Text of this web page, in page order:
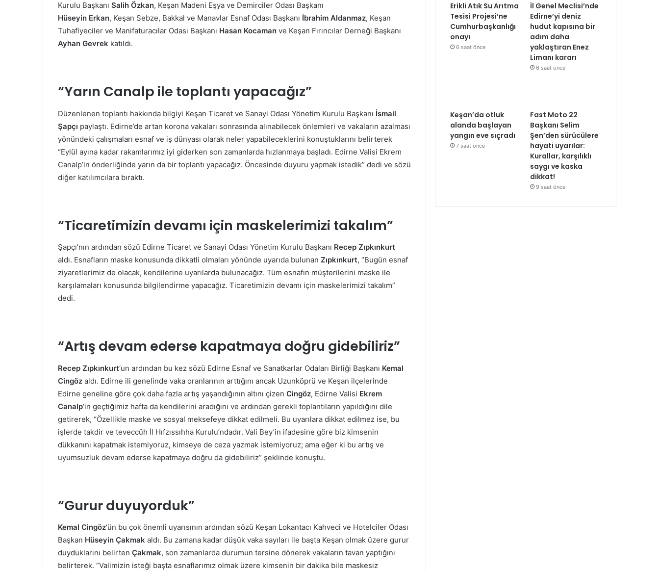
Kurulu Başkanı Salih Özkan, Keşan Madeni Eşya ve Demirciler Odası Başkanı
Hüseyin Erkan, Keşan Sebze, Bakkal ve Manavlar Esnaf Odası Başkanı İbrahim Aldanmaz, Keşan
Tuhafiyeciler ve Manifaturacılar Odası Başkanı Hasan Kocaman ve Keşan Fırıncılar Derneği Başkanı
Ayhan Gevrek katıldı.
“Yarın Canalp ile toplantı yapacağız”
Düzenlenen toplantı hakkında bilgiyi Keşan Ticaret ve Sanayi Odası Yönetim Kurulu Başkanı İsmail
Şapçı paylaştı. Edirne’de artan korona vakaları sonrasında alınabilecek önlemleri ve vakaların azalması
yönündeki çalışmaları esnaf ve iş dünyası olarak neler yapabileceklerini konuştuklarını belirterek
“Eylül ayına kadar rakamlarımız iyi giderken son zamanlarda hızlanmaya başladı. Edirne Valisi Ekrem
Canalp’in önderliğinde yarın da bir toplantı yapacağız. Öncesinde duyuru yapmak istedik” dedi ve sözü
diğer katılımcılara bıraktı.
“Ticaretimizin devamı için maskelerimizi takalım”
Şapçı’nın ardından sözü Edirne Ticaret ve Sanayi Odası Yönetim Kurulu Başkanı Recep Zıpkınkurt
aldı. Esnafların maske konusunda dikkatli olmaları yönünde uyarıda bulunan Zıpkınkurt, “Bugün esnaf
ziyaretlerimiz de olacak, kendilerine uyarılarda bulunacağız. Tüm esnafın müşterilerini maske ile
karşılamaları konusunda bilgilendirme yapacağız. Ticaretimizin devamı için maskelerimizi takalım”
dedi.
“Artış devam ederse kapatmaya doğru gidebiliriz”
Recep Zıpkınkurt‘un ardından bu kez sözü Edirne Esnaf ve Sanatkarlar Odaları Birliği Başkanı Kemal
Cingöz aldı. Edirne ili genelinde vaka oranlarının arttığını ancak Uzunköprü ve Keşan ilçelerinde
Edirne geneline göre çok daha fazla artış yaşandığının altını çizen Cingöz, Edirne Valisi Ekrem
Canalp‘in geçtiğimiz hafta da kendilerini aradığını ve ardından gerekli toplantıların yapıldığını dile
getirerek, “Özellikle maske ve sosyal meksefeye dikkat edilmeli. Bu uyarılara dikkat edilmez ise, bu
işlerde takdir ve teveccüh İl Hıfzıssıhha Kurulu’ndadır. Vali Bey’in ifadesine göre biz kimsenin
dükkanını kapatmak istemiyoruz, kimseye de ceza yazmak istemiyoruz; ama eğer ki bu artış ve
uyumsuzluk devam ederse kapatmaya doğru da gidebiliriz” şeklinde konuştu.
“Gurur duyuyorduk”
Kemal Cingöz‘ün bu çok önemli uyarısının ardından sözü Keşan Lokantacı Kahveci ve Hotelciler Odası
Başkan Hüseyin Çakmak aldı. Bu zamana kadar düşük vaka sayıları ile başta Keşan olmak üzere gurur
duyduklarını belirten Çakmak, son zamanlarda durumun tersine dönerek vakaların tavan yaptığını
belirterek. “Valimizin isteği başta esnaflarımız olmak üzere kimsenin bir dakika bile maskesiz
Erikli Atık Su Arıtma
Tesisi Projesi’ne
Cumhurbaşkanlığı
onayı
6 saat önce
İl Genel Meclisi’nde
Edirne’yi deniz
hudut kapısına bir
adım daha
yaklaştıran Enez
Limanı kararı
6 saat önce
Keşan’da otluk
alanda başlayan
yangın eve sıçradı
7 saat önce
Fast Moto 22
Başkanı Selim
Şen’den sürücülere
hayati uyarılar:
Kurallar, karşılıklı
saygı ve kaska
dikkat!
9 saat önce